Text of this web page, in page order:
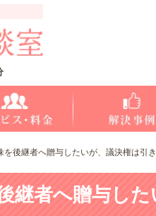
を後継者へ贈与したいが、議決権は引
継者へ贈与し